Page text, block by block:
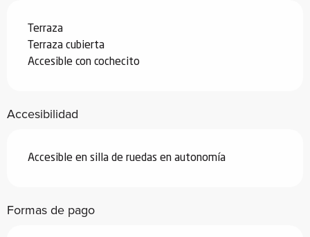
Terraza
Terraza cubierta
Accesible con cochecito
Accesibilidad
Accesible en silla de ruedas en autonomía
Formas de pago